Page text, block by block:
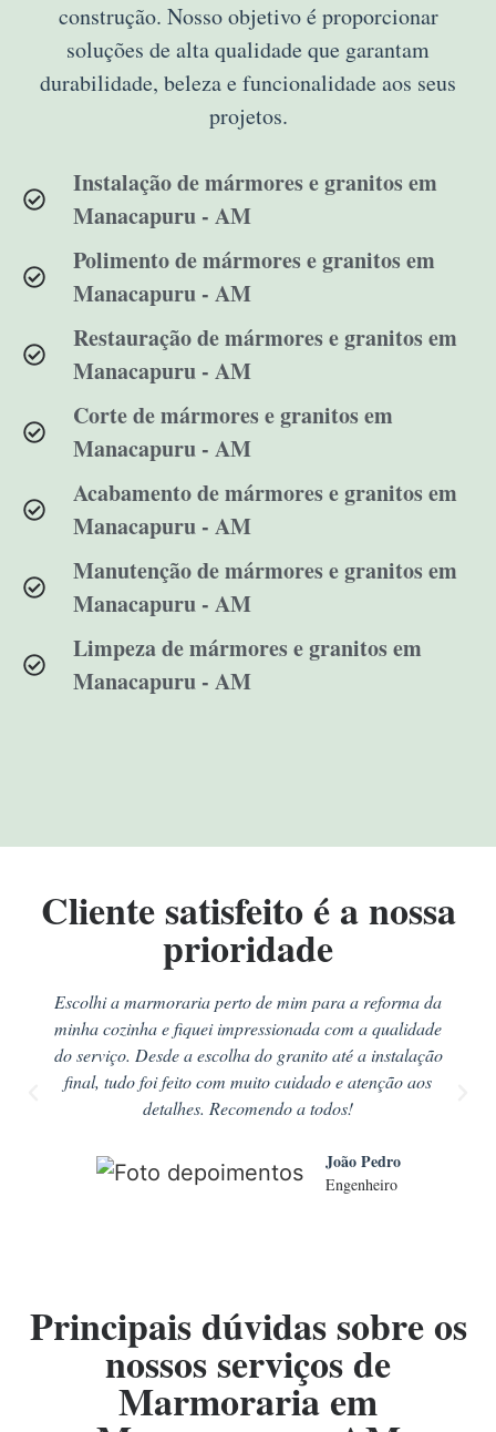
construção. Nosso objetivo é proporcionar
soluções de alta qualidade que garantam
durabilidade, beleza e funcionalidade aos seus
projetos.
Instalação de mármores e granitos em
Manacapuru - AM
Polimento de mármores e granitos em
Manacapuru - AM
Restauração de mármores e granitos em
Manacapuru - AM
Corte de mármores e granitos em
Manacapuru - AM
Acabamento de mármores e granitos em
Manacapuru - AM
Manutenção de mármores e granitos em
Manacapuru - AM
Limpeza de mármores e granitos em
Manacapuru - AM
Cliente satisfeito é a nossa
prioridade
Escolhi a marmoraria perto de mim para a reforma da
minha cozinha e fiquei impressionada com a qualidade
do serviço. Desde a escolha do granito até a instalação
final, tudo foi feito com muito cuidado e atenção aos
detalhes. Recomendo a todos!
João Pedro
Engenheiro
Principais dúvidas sobre os
nossos serviços de
Marmoraria em